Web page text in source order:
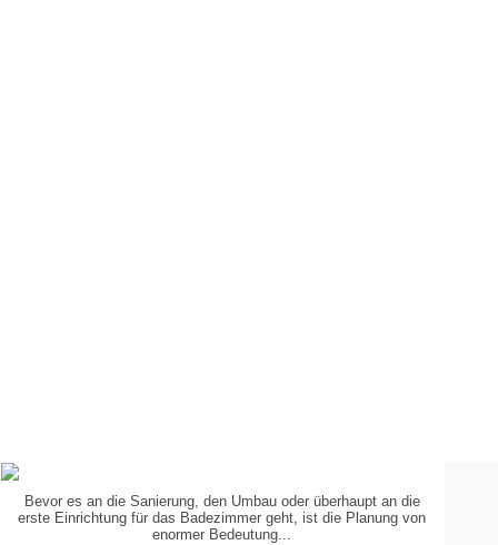
PLANUNGIN 3-D
Bevor es an die Sanierung, den Umbau oder überhaupt an die
erste Einrichtung für das Badezimmer geht, ist die Planung von
enormer Bedeutung...